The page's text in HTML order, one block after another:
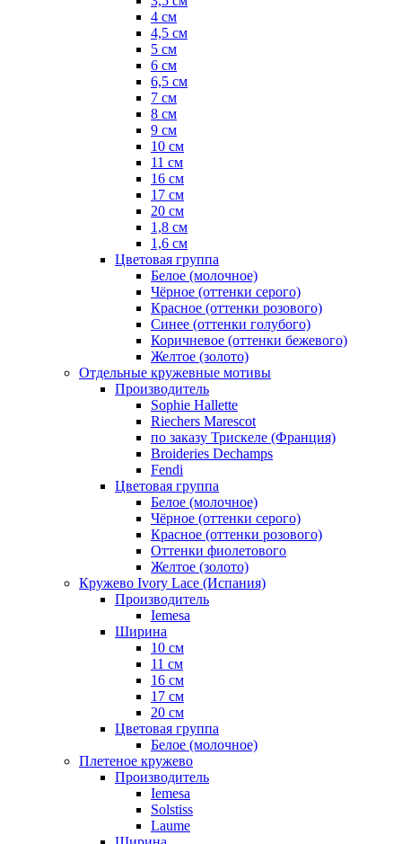
4 см
4,5 см
5 см
6 см
6,5 см
7 см
8 см
9 см
10 см
11 см
16 см
17 см
20 см
1,8 см
1,6 см
Цветовая группа
Белое (молочное)
Чёрное (оттенки серого)
Красное (оттенки розового)
Синее (оттенки голубого)
Коричневое (оттенки бежевого)
Желтое (золото)
Отдельные кружевные мотивы
Производитель
Sophie Hallette
Riechers Marescot
по заказу Трискеле (Франция)
Broideries Dechamps
Fendi
Цветовая группа
Белое (молочное)
Чёрное (оттенки серого)
Красное (оттенки розового)
Оттенки фиолетового
Желтое (золото)
Кружево Ivory Lace (Испания)
Производитель
Iemesa
Ширина
10 см
11 см
16 см
17 см
20 см
Цветовая группа
Белое (молочное)
Плетеное кружево
Производитель
Iemesa
Solstiss
Laume